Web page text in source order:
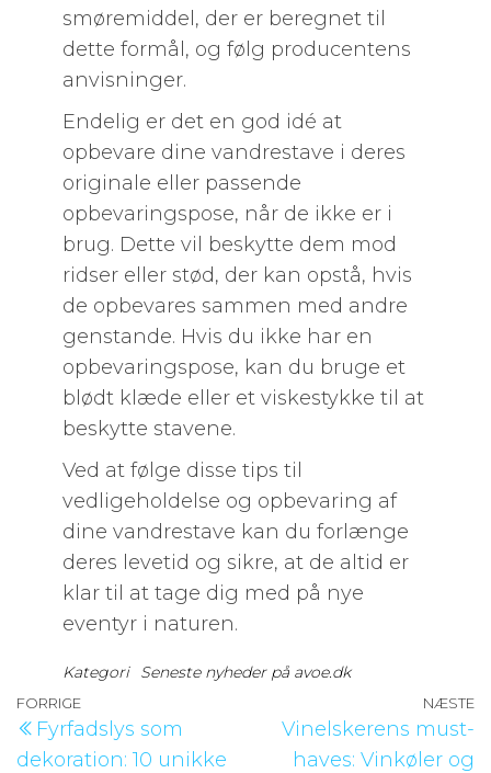
smøremiddel, der er beregnet til
dette formål, og følg producentens
anvisninger.
Endelig er det en god idé at
opbevare dine vandrestave i deres
originale eller passende
opbevaringspose, når de ikke er i
brug. Dette vil beskytte dem mod
ridser eller stød, der kan opstå, hvis
de opbevares sammen med andre
genstande. Hvis du ikke har en
opbevaringspose, kan du bruge et
blødt klæde eller et viskestykke til at
beskytte stavene.
Ved at følge disse tips til
vedligeholdelse og opbevaring af
dine vandrestave kan du forlænge
deres levetid og sikre, at de altid er
klar til at tage dig med på nye
eventyr i naturen.
Kategori Seneste nyheder på avoe.dk
Indlægsnavigation
Forrige
indlæg
FORRIGE
Fyrfadslys som
dekoration: 10 unikke
NÆSTE
Vinelskerens must-
haves: Vinkøler og